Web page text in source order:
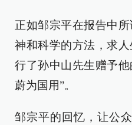
正如邹宗平在报告中
神和科学的方法，求
行了孙中山先生赠予
蔚为国用”。
邹宗平的回忆，让公